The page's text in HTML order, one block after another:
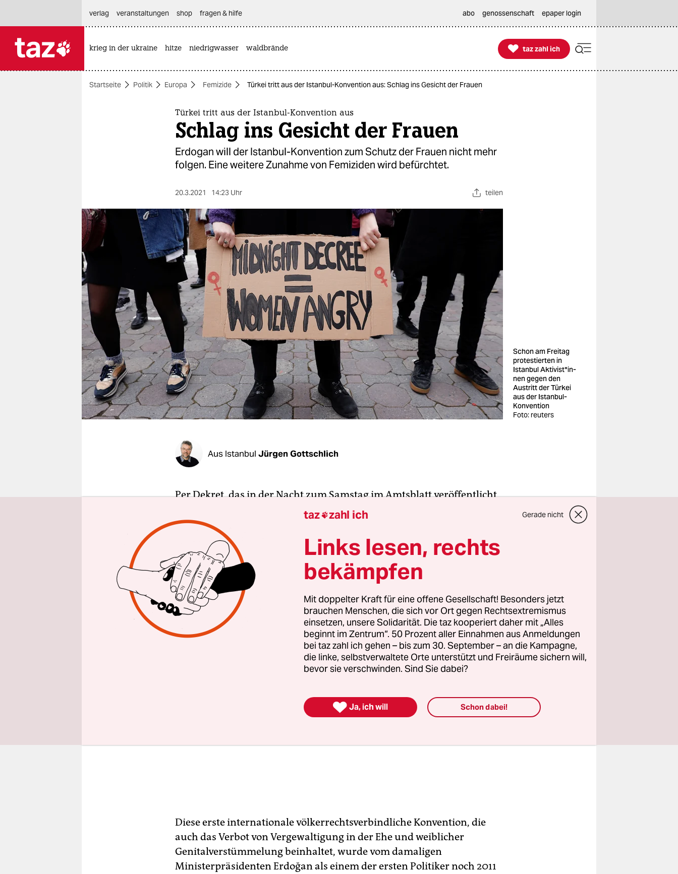
themen
berlin
nord
verlag
verlag
veranstaltungen
shop
fragen & hilfe
unterstützen
abo
verlag
veranstaltungen shop fragen & hilfe abo genossenschaft epaper login
krieg in der ukraine hitze niedrigwasser waldbrände 
taz zahl ich
taz zahl ich
Startseite Politik Europa Femizide Türkei tritt aus der Istanbul-Konvention aus: Schlag ins Gesicht der Frauen
Türkei tritt aus der Istanbul-Konvention aus
Schlag ins Gesicht der Frauen
Erdogan will der Istanbul-Konvention zum Schutz der Frauen nicht mehr
folgen. Eine weitere Zunahme von Femiziden wird befürchtet.
20.3.2021 14:23 Uhr teilen
Schon am Freitag
protestierten in
Istanbul Ak­ti­vis­t*in­
nen gegen den
Austritt der Türkei
aus der Istanbul-
Konvention
Foto: reuters
Aus Istanbul Jürgen Gottschlich
Per Dekret, das in der Nacht zum Samstag im Amtsblatt veröffentlicht
wurde, hat Präsident Recep Tayyip Erdoğan den Austritt der Türkei aus
der Istanbul-Konvention zum Schutz von Frauen und der
Verpflichtung zur Gleichberechtigung verkündet.
Die Istanbul-Konvention war 2011 vom Europarat erarbeitet und auf
einem Kongress in der türkischen Metropole verabschiedet worden.
Hauptpunkt der Konvention sind Schritte zum Schutz von Frauen vor
Gewalt auf der Straße und zu Hause.
Diese erste internationale völkerrechtsverbindliche Konvention, die
auch das Verbot von Vergewaltigung in der Ehe und weiblicher
Genitalverstümmelung beinhaltet, wurde vom damaligen
Ministerpräsidenten Erdoğan als einem der ersten Politiker noch 2011
taz zahl ich Gerade nicht
Links lesen, rechts
bekämpfen
Mit doppelter Kraft für eine offene Gesellschaft! Besonders jetzt
brauchen Menschen, die sich vor Ort gegen Rechtsextremismus
einsetzen, unsere Solidarität. Die taz kooperiert daher mit „Alles
beginnt im Zentrum“. 50 Prozent aller Einnahmen aus Anmeldungen
bei taz zahl ich gehen – bis zum 30. September – an die Kampagne,
die linke, selbstverwaltete Orte unterstützt und Freiräume sichern will,
bevor sie verschwinden. Sind Sie dabei?
 Ja, ich will Schon dabei!